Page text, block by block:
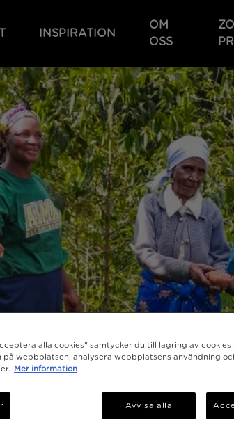
INSPIRATION
OM
OSS
alla cookies" samtycker du till lagring av
webbplatsen, analysera webbplatsens användning
Mer information
Avvisa alla